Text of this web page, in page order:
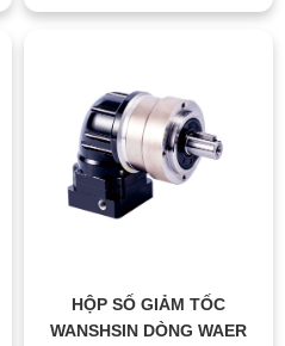
HỘP SỐ GIẢM TỐC
WANSHSIN DÒNG WAER